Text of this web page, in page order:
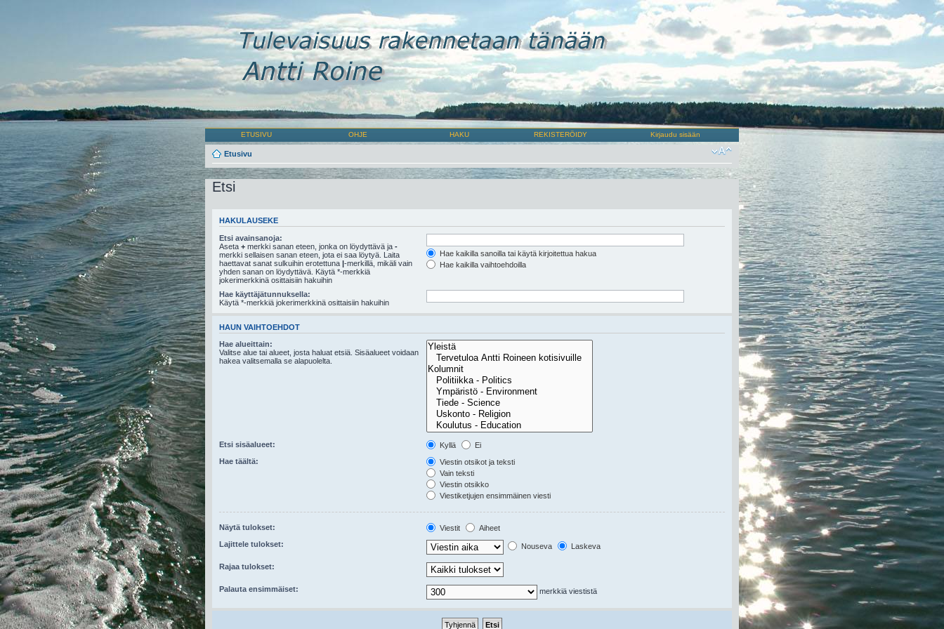
ETUSIVU OHJE HAKU REKISTERÖIDY Kirjaudu sisään
Etusivu
Etsi
HAKULAUSEKE
Etsi avainsanoja:
Aseta + merkki sanan eteen, jonka on löydyttävä ja -
merkki sellaisen sanan eteen, jota ei saa löytyä. Laita
haettavat sanat sulkuihin erotettuna |-merkillä, mikäli vain
yhden sanan on löydyttävä. Käytä *-merkkiä
jokerimerkkinä osittaisiin hakuihin
Hae kaikilla sanoilla tai käytä kirjoitettua hakua
Hae kaikilla vaihtoehdoilla
Hae käyttäjätunnuksella:
Käytä *-merkkiä jokerimerkkinä osittaisiin hakuihin
HAUN VAIHTOEHDOT
Hae alueittain:
Valitse alue tai alueet, josta haluat etsiä. Sisäalueet voidaan
hakea valitsemalla se alapuolelta.
Etsi sisäalueet: Kyllä
Ei
Hae täältä:
Viestin otsikot ja teksti
Vain teksti
Viestin otsikko
Viestiketjujen ensimmäinen viesti
Näytä tulokset: Viestit
Aiheet
Lajittele tulokset:
Nouseva Laskeva
Rajaa tulokset:
Palauta ensimmäiset: merkkiä viestistä